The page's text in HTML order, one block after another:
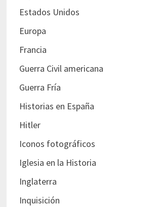
Estados Unidos
Europa
Francia
Guerra Civil americana
Guerra Fría
Historias en España
Hitler
Iconos fotográficos
Iglesia en la Historia
Inglaterra
Inquisición